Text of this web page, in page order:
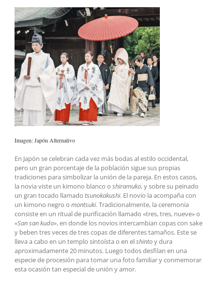
Imagen: Japón Alternativo
En Japón se celebran cada vez más bodas al estilo occidental,
pero un gran porcentaje de la población sigue sus propias
tradiciones para simbolizar la unión de la pareja. En estos casos,
la novia viste un kimono blanco o shiramuko, y sobre su peinado
un gran tocado llamado tsunokakushi. El novio la acompaña con
un kimono negro o montsuki. Tradicionalmente, la ceremonia
consiste en un ritual de purificación llamado «tres, tres, nueve» o
«San san kudo», en donde los novios intercambian copas con sake
y beben tres veces de tres copas de diferentes tamaños. Este se
lleva a cabo en un templo sintoísta o en elshintoy dura
aproximadamente 20 minutos. Luego todos desfilan en una
especie de procesión para tomar una foto familiar y conmemorar
esta ocasión tan especial de unión y amor.